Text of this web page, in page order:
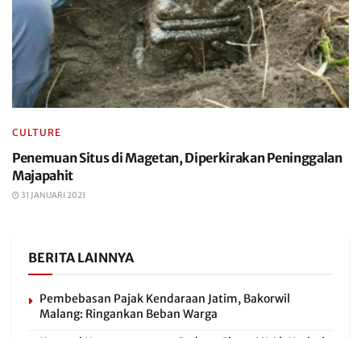
CULTURE
Penemuan Situs di Magetan, Diperkirakan Peninggalan
Majapahit
31 JANUARI 2021
BERITA LAINNYA
Pembebasan Pajak Kendaraan Jatim, Bakorwil
Malang: Ringankan Beban Warga